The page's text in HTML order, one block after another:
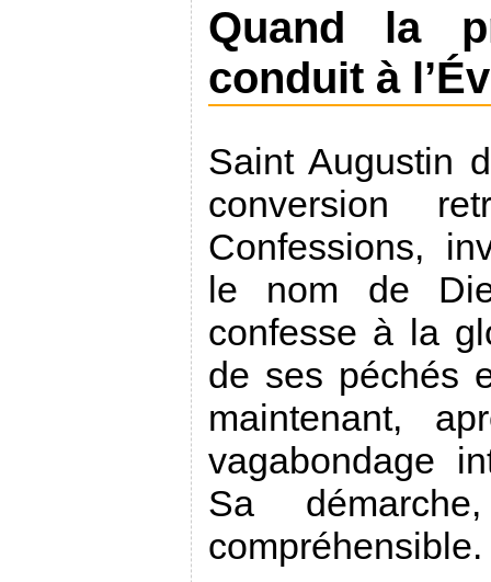
Quand la
conduit à
Saint Augustin
conversion
Confessions,
le nom de
confesse à la
de ses péchés
maintenant,
vagabondage
Sa
compréhensible.